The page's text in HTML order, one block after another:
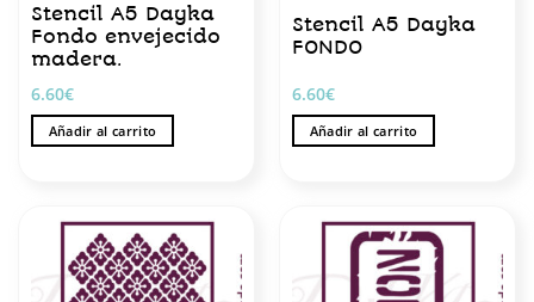
Stencil A5 Dayka
Fondo envejecido
madera.
6.60€
Añadir al carrito
Stencil A5 Dayka
FONDO
6.60€
Añadir al carrito